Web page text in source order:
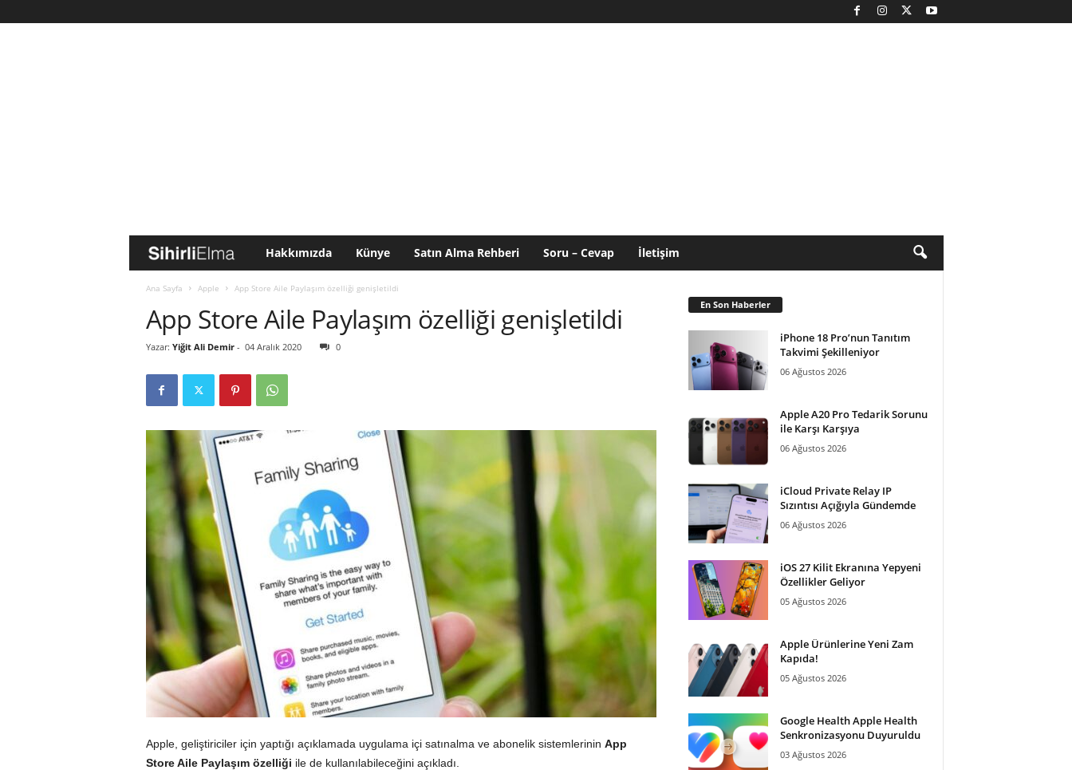
i
h
l
Hakkımızda Künye Satın Alma Rehberi Soru – Cevap İletişim
Ana Sayfa Apple App Store Aile Paylaşım özelliği genişletildi
App Store Aile Paylaşım özelliği genişletildi
Yazar: Yiğit Ali Demir- 04 Aralık 2020 0
Apple, geliştiriciler için yaptığı açıklamada uygulama içi satınalma ve abonelik sistemlerinin App
Store Aile Paylaşım özelliği ile de kullanılabileceğini açıkladı.
En Son Haberler
iPhone 18 Pro’nun Tanıtım
Takvimi Şekilleniyor
06 Ağustos 2026
Apple A20 Pro Tedarik Sorunu
ile Karşı Karşıya
06 Ağustos 2026
iCloud Private Relay IP
Sızıntısı Açığıyla Gündemde
06 Ağustos 2026
iOS 27 Kilit Ekranına Yepyeni
Özellikler Geliyor
05 Ağustos 2026
Apple Ürünlerine Yeni Zam
Kapıda!
05 Ağustos 2026
Google Health Apple Health
Senkronizasyonu Duyuruldu
03 Ağustos 2026